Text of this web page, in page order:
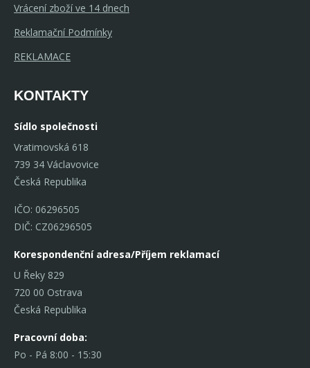
Vrácení zboží ve 14 dnech
Reklamační Podmínky
REKLAMACE
KONTAKTY
Sídlo společnosti
Vratimovská 618
739 34 Václavovice
Česká Republika
IČO: 06296505
DIČ: CZ06296505
Korespondenční adresa/Příjem reklamací
U Řeky 829
720 00 Ostrava
Česká Republika
Pracovní doba:
Po - Pá 8:00 - 15:30